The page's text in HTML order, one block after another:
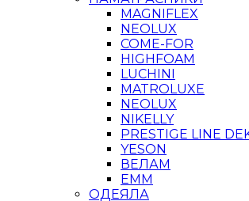
MAGNIFLEX
NEOLUX
COME-FOR
HIGHFOAM
LUCHINI
MATROLUXE
NEOLUX
NIKELLY
PRESTIGE LINE
YESON
ВЕЛАМ
ЕММ
ОДЕЯЛА